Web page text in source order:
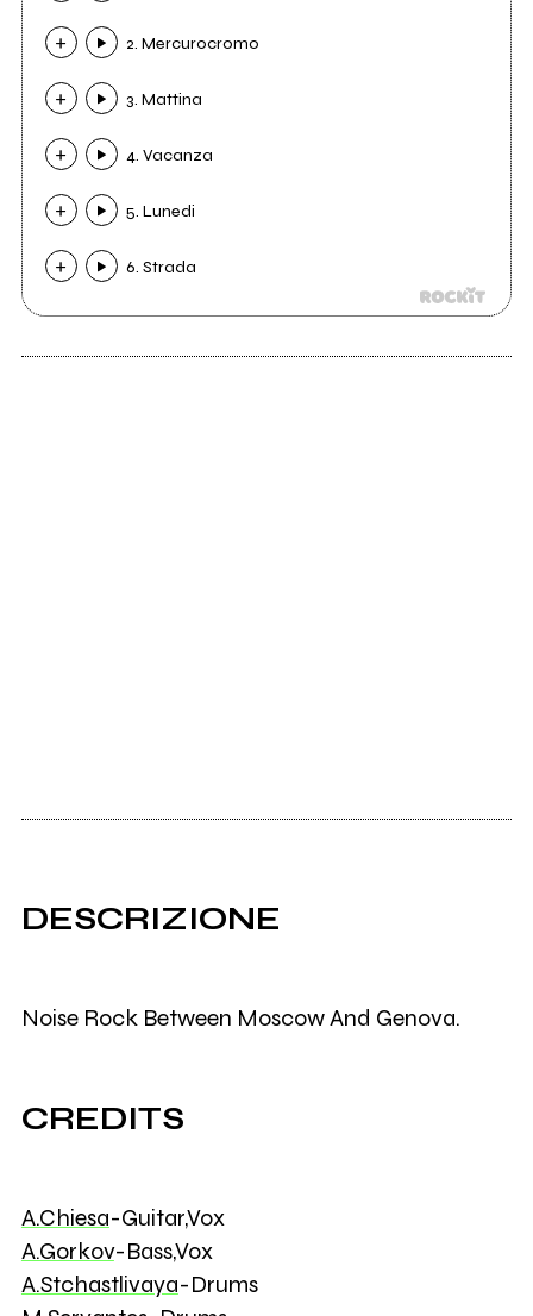
2. Mercurocromo
3. Mattina
4. Vacanza
5. Lunedi
6. Strada
DESCRIZIONE
Noise Rock Between Moscow And Genova.
CREDITS
A.Chiesa-Guitar,Vox
A.Gorkov-Bass,Vox
A.Stchastlivaya-Drums